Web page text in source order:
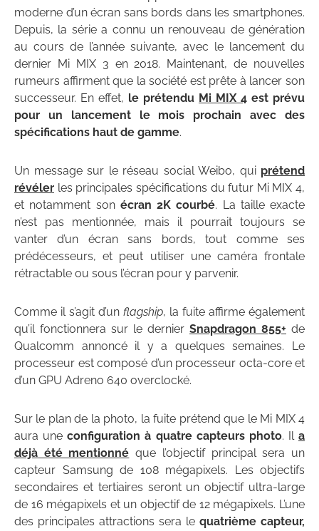
moderne d’un écran sans bords dans les smartphones.
Depuis, la série a connu un renouveau de génération
au cours de l’année suivante, avec le lancement du
dernier Mi MIX 3 en 2018. Maintenant, de nouvelles
rumeurs affirment que la société est prête à lancer son
successeur. En effet, le prétendu Mi MIX 4 est prévu
pour un lancement le mois prochain avec des
spécifications haut de gamme.
Un message sur le réseau social Weibo, qui prétend
révéler les principales spécifications du futur Mi MIX 4,
et notamment son écran 2K courbé. La taille exacte
n’est pas mentionnée, mais il pourrait toujours se
vanter d’un écran sans bords, tout comme ses
prédécesseurs, et peut utiliser une caméra frontale
rétractable ou sous l’écran pour y parvenir.
Comme il s’agit d’un flagship, la fuite affirme également
qu’il fonctionnera sur le dernier Snapdragon 855+ de
Qualcomm annoncé il y a quelques semaines. Le
processeur est composé d’un processeur octa-core et
d’un GPU Adreno 640 overclocké.
Sur le plan de la photo, la fuite prétend que le Mi MIX 4
aura uneconfiguration à quatre capteurs photo. Il a
déjà été mentionné que l’objectif principal sera un
capteur Samsung de 108 mégapixels. Les objectifs
secondaires et tertiaires seront un objectif ultra-large
de 16 mégapixels et un objectif de 12 mégapixels. L’une
des principales attractions sera le quatrième capteur,